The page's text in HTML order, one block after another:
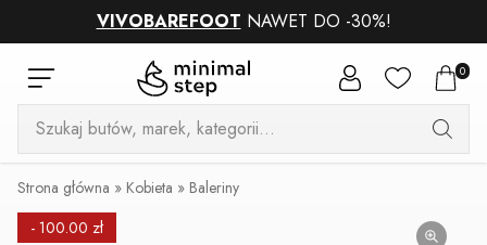
VIVOBAREFOOT NAWET DO -30%!
0
Wyszukiwarka
produktów
Strona główna » Kobieta » Baleriny
- 100.00 zł